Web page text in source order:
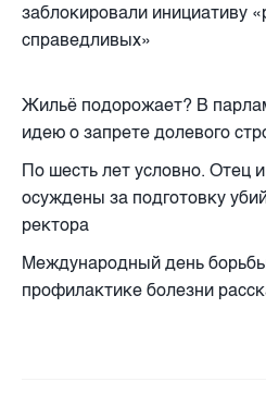
заблокировали инициативу
справедливых»
Жильё подорожает? В
идею о запрете долевого
По шесть лет условно. Отец
осуждены за подготовку
ректора
Международный день
профилактике болезни